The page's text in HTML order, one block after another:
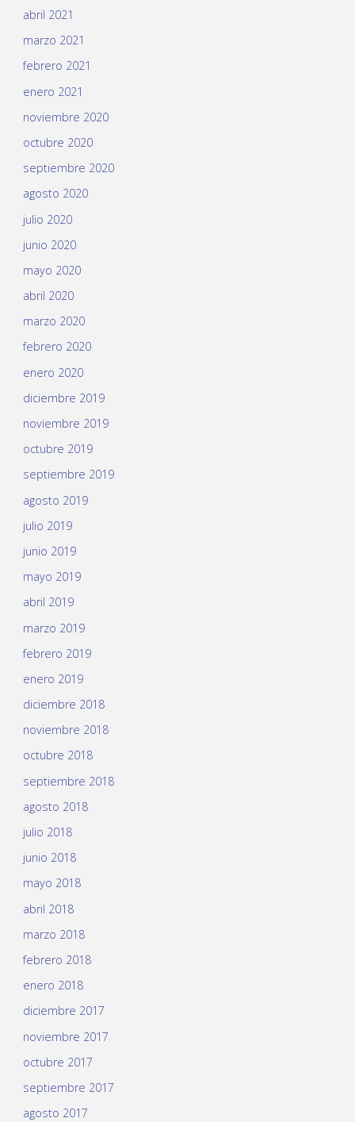
abril 2021
marzo 2021
febrero 2021
enero 2021
noviembre 2020
octubre 2020
septiembre 2020
agosto 2020
julio 2020
junio 2020
mayo 2020
abril 2020
marzo 2020
febrero 2020
enero 2020
diciembre 2019
noviembre 2019
octubre 2019
septiembre 2019
agosto 2019
julio 2019
junio 2019
mayo 2019
abril 2019
marzo 2019
febrero 2019
enero 2019
diciembre 2018
noviembre 2018
octubre 2018
septiembre 2018
agosto 2018
julio 2018
junio 2018
mayo 2018
abril 2018
marzo 2018
febrero 2018
enero 2018
diciembre 2017
noviembre 2017
octubre 2017
septiembre 2017
agosto 2017